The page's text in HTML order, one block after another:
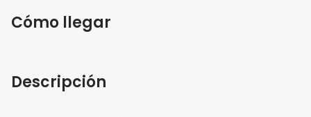
Cómo llegar
Descripción